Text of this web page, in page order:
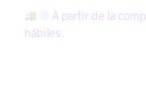
A partir de la
hábiles.